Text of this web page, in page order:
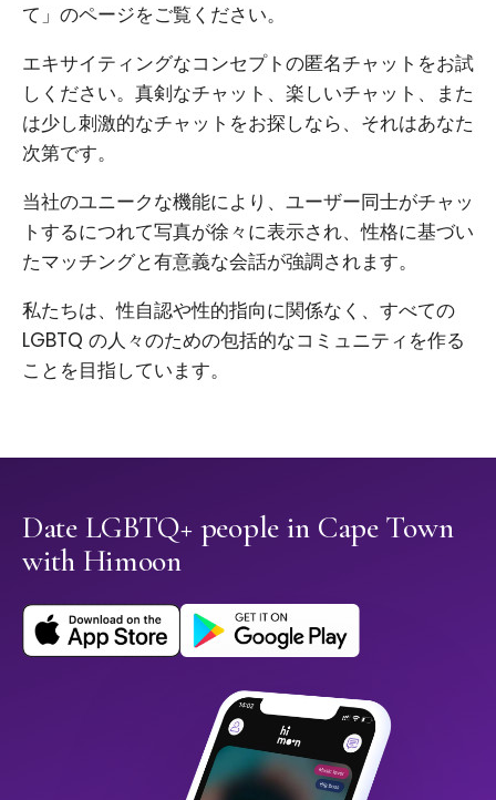
て」のページをご覧ください。
エキサイティングなコンセプトの匿名チャットをお試
しください。真剣なチャット、楽しいチャット、また
は少し刺激的なチャットをお探しなら、それはあなた
次第です。
当社のユニークな機能により、ユーザー同士がチャッ
トするにつれて写真が徐々に表示され、性格に基づい
たマッチングと有意義な会話が強調されます。
私たちは、性自認や性的指向に関係なく、すべての
LGBTQ の人々のための包括的なコミュニティを作る
ことを目指しています。
Date LGBTQ+ people in Cape Town
with Himoon